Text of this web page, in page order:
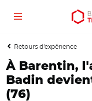
Aller
contenu
Aller
menu
Ouvrir
outils
Menu
Retours d'expérience
À Barentin,
Badin
(76)